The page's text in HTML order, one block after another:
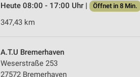
Heute 08:00 - 17:00 Uhr |
Öffnet in 8 Min.
347,43 km
A.T.U Bremerhaven
Weserstraße 253
27572 Bremerhaven